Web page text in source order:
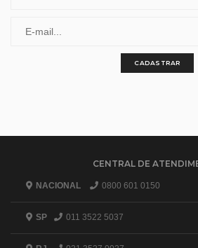
CADASTRAR
CENTRAL DE
NACIONAL 0800 601 0150
SP 011 3522 5037